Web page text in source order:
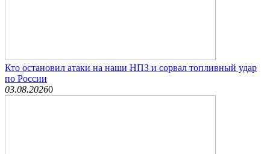
Кто остановил атаки на наши НПЗ и сорвал топливный удар
по России
03.08.20260